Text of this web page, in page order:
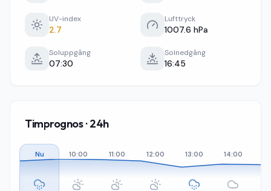
UV-index
2.7
Lufttryck
1007.6 hPa
Soluppgång
07:30
Solnedgång
16:45
Timprognos · 24h
Nu 10:00 11:00 12:00 13:00 14:00